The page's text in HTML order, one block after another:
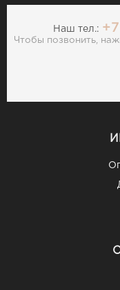
Наш тел.:
Чтобы позвонить,